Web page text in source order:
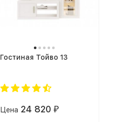
Гостиная Тойво 13
Цена 24 820 ₽